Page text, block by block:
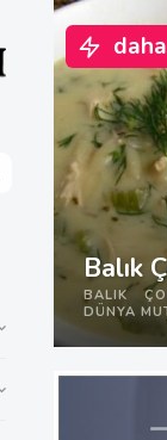
Balık
BALIK
DÜNYA